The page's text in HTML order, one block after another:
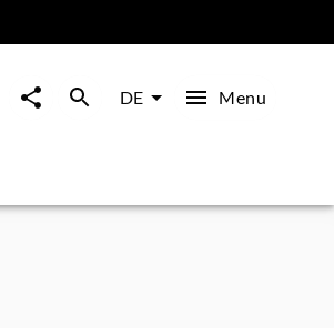
DE Menu